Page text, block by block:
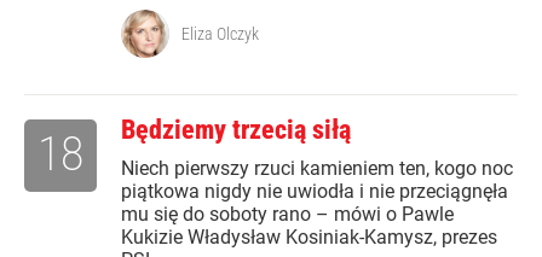
Eliza Olczyk
Będziemy trzecią siłą
Niech pierwszy rzuci kamieniem ten, kogo noc
piątkowa nigdy nie uwiodła i nie przeciągnęła
mu się do soboty rano – mówi o Pawle
Kukizie Władysław Kosiniak-Kamysz, prezes
18